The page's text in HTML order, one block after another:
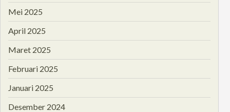
Mei 2025
April 2025
Maret 2025
Februari 2025
Januari 2025
Desember 2024